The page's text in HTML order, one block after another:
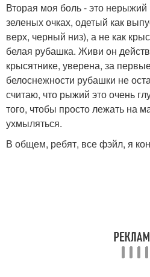
Вторая моя боль - это
зеленых очках, одетый как
верх, черный низ), а не как
белая рубашка. Живи он
крысятнике, уверена, за
белоснежности рубашки не
считаю, что рыжий это очень
того, чтобы просто лежать на
ухмыляться.
В общем, ребят, все фэйл, я